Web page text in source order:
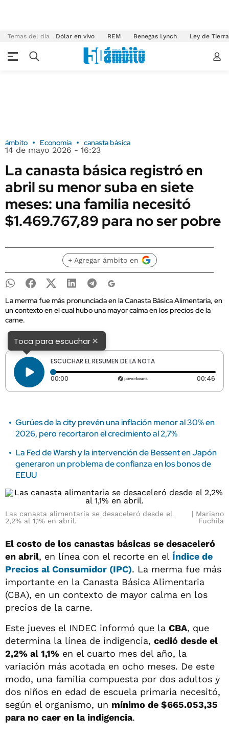
Temas del día Dólar en vivo REM Benegas Lynch Ley de
ámbito Economía canasta básica
14 de mayo 2026 - 16:23
La canasta básica registró en
abril su menor suba en siete
meses: una familia necesitó
$1.469.767,89 para no ser pobre
+ Agregar ámbito en
La merma fue más pronunciada en la Canasta Básica Alimentaria, en
un contexto en el cual hubo una mayor calma en los precios de la
carne.
Toca para escuchar×
ESCUCHAR EL RESUMEN DE LA NOTA
00:00 Tiempo transcurrido: 0 segundos 00:46
Gurúes de la city prevén una inflación menor al 30% en
2026, pero recortaron el crecimiento al 2,7%
La Fed de Warsh y la intervención de Bessent en Japón
generaron un problema de confianza en los bonos de
EEUU
Las canasta alimentaria se desaceleró desde el
2,2% al 1,1% en abril.
Mariano
Fuchila
El costo de los canastas básicas se desaceleró
en abril, en línea con el recorte en el Índice de
Precios al Consumidor (IPC). La merma fue más
importante en la Canasta Básica Alimentaria
(CBA), en un contexto de mayor calma en los
precios de la carne.
Este jueves el INDEC informó que la CBA, que
determina la línea de indigencia, cedió desde el
2,2% al 1,1% en el cuarto mes del año, la
variación más acotada en ocho meses. De este
modo, una familia compuesta por dos adultos y
dos niños en edad de escuela primaria necesitó,
según el organismo, un mínimo de $665.053,35
para no caer en la indigencia.